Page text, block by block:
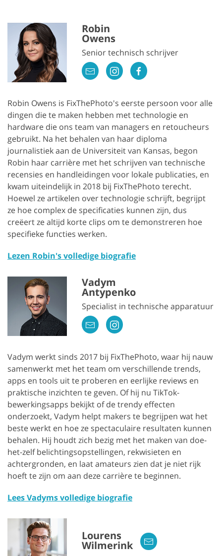
Robin
Owens
Senior technisch schrijver
Robin Owens is FixThePhoto's eerste persoon voor alle
dingen die te maken hebben met technologie en
hardware die ons team van managers en retoucheurs
gebruikt. Na het behalen van haar diploma
journalistiek aan de Universiteit van Kansas, begon
Robin haar carrière met het schrijven van technische
recensies en handleidingen voor lokale publicaties, en
kwam uiteindelijk in 2018 bij FixThePhoto terecht.
Hoewel ze artikelen over technologie schrijft, begrijpt
ze hoe complex de specificaties kunnen zijn, dus
creëert ze altijd korte clips om te demonstreren hoe
specifieke functies werken.
Lezen Robin's volledige biografie
Vadym
Antypenko
Specialist in technische apparatuur
Vadym werkt sinds 2017 bij FixThePhoto, waar hij nauw
samenwerkt met het team om verschillende trends,
apps en tools uit te proberen en eerlijke reviews en
praktische inzichten te geven. Of hij nu TikTok-
bewerkingsapps bekijkt of de trendy effecten
onderzoekt, Vadym helpt makers te begrijpen wat het
beste werkt en hoe ze spectaculaire resultaten kunnen
behalen. Hij houdt zich bezig met het maken van doe-
het-zelf belichtingsopstellingen, rekwisieten en
achtergronden, en laat amateurs zien dat je niet rijk
hoeft te zijn om aan deze carrière te beginnen.
Lees Vadyms volledige biografie
Lourens
Wilmerink